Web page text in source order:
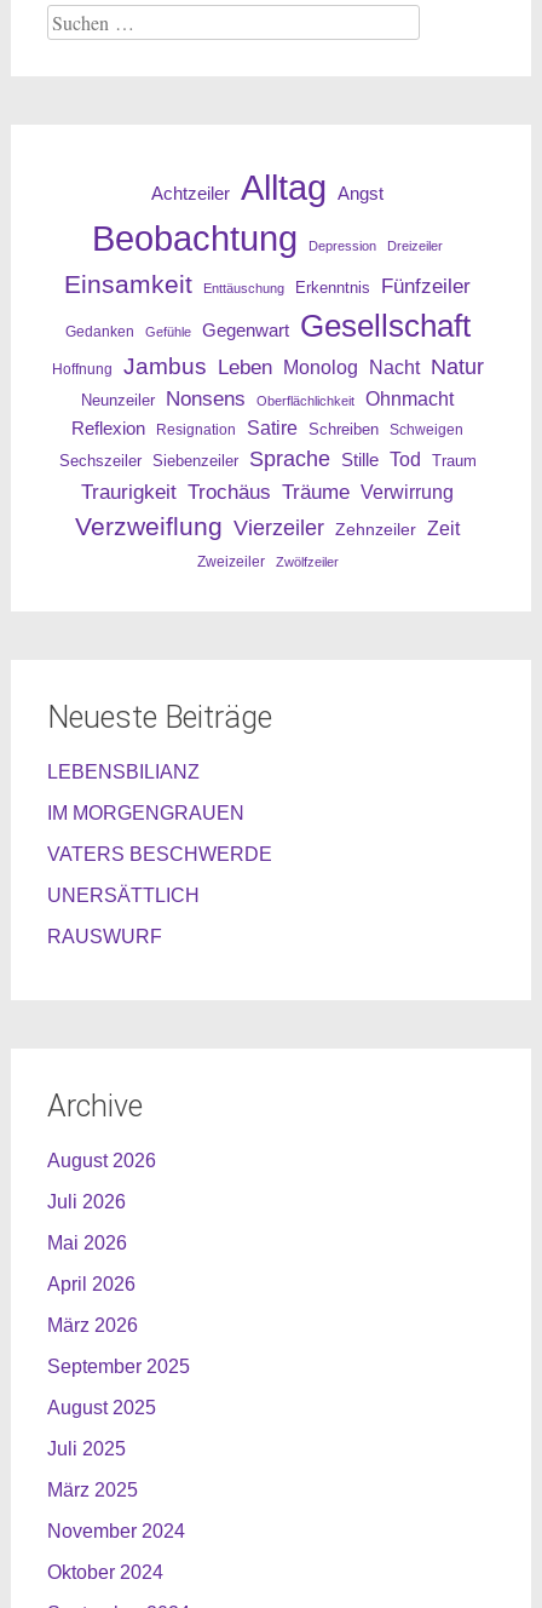
Suche
nach:
Achtzeiler Alltag Angst
Beobachtung Depression Dreizeiler
Einsamkeit Enttäuschung Erkenntnis Fünfzeiler
Gedanken Gefühle Gegenwart Gesellschaft
Hoffnung Jambus Leben Monolog Nacht Natur
Neunzeiler Nonsens Oberflächlichkeit
Ohnmacht
Reflexion
Resignation Satire Schreiben Schweigen
Sechszeiler Siebenzeiler Sprache Stille Tod Traum
Traurigkeit Trochäus Träume Verwirrung
Verzweiflung Vierzeiler Zehnzeiler Zeit
Zweizeiler Zwölfzeiler
Neueste Beiträge
LEBENSBILIANZ
IM MORGENGRAUEN
VATERS BESCHWERDE
UNERSÄTTLICH
RAUSWURF
Archive
August 2026
Juli 2026
Mai 2026
April 2026
März 2026
September 2025
August 2025
Juli 2025
März 2025
November 2024
Oktober 2024